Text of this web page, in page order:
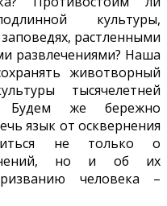
культуры,
растленными
развлечениями? Наша
животворный
тысячелетней
Будем же бережно
язык от осквернения
не только о
но и об их
человека –